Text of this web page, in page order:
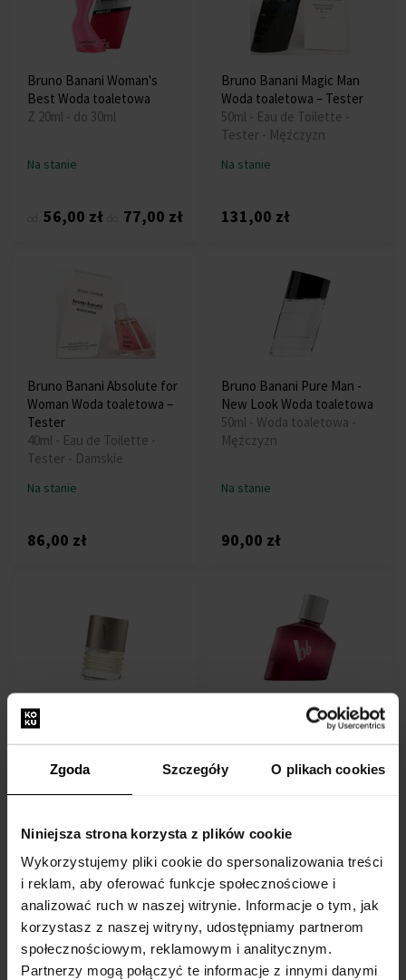
Zgoda Szczegóły O plikach cookies
Niniejsza strona korzysta z plików cookie
Wykorzystujemy pliki cookie do spersonalizowania treści
i reklam, aby oferować funkcje społecznościowe i
analizować ruch w naszej witrynie. Informacje o tym, jak
korzystasz z naszej witryny, udostępniamy partnerom
społecznościowym, reklamowym i analitycznym.
Partnerzy mogą połączyć te informacje z innymi danymi
Bruno Banani Woman's
Best Woda toaletowa
Z 20ml - do 30ml
Na stanie
56,00 zł 77,00 zł
Bruno Banani Magic Man
Woda toaletowa – Tester
50ml - Eau de Toilette -
Tester - Mężczyzn
Na stanie
131,00 zł
Bruno Banani Absolute for
Woman Woda toaletowa –
Tester
40ml - Eau de Toilette -
Tester - Damskie
Na stanie
86,00 zł
Bruno Banani Pure Man -
New Look Woda toaletowa
50ml - Woda toaletowa -
Mężczyzn
Na stanie
90,00 zł
Bruno Banani Man - New
Look Woda toaletowa
Z 30ml - do 50ml
Na stanie
61,00 zł 62,00 zł
Bruno Banani Loyal Man -
New Look Woda po goleniu
30ml - Woda perfumowana -
Mężczyzn
82,00 zł